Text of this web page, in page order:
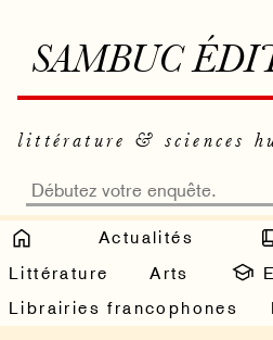
SAMBUC
littérature & sciences
Actualités
Littérature
Arts
Librairies francophones